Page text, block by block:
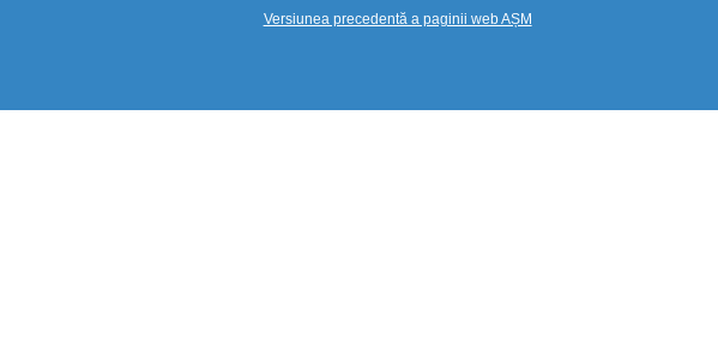
Versiunea precedentă a paginii web AȘM